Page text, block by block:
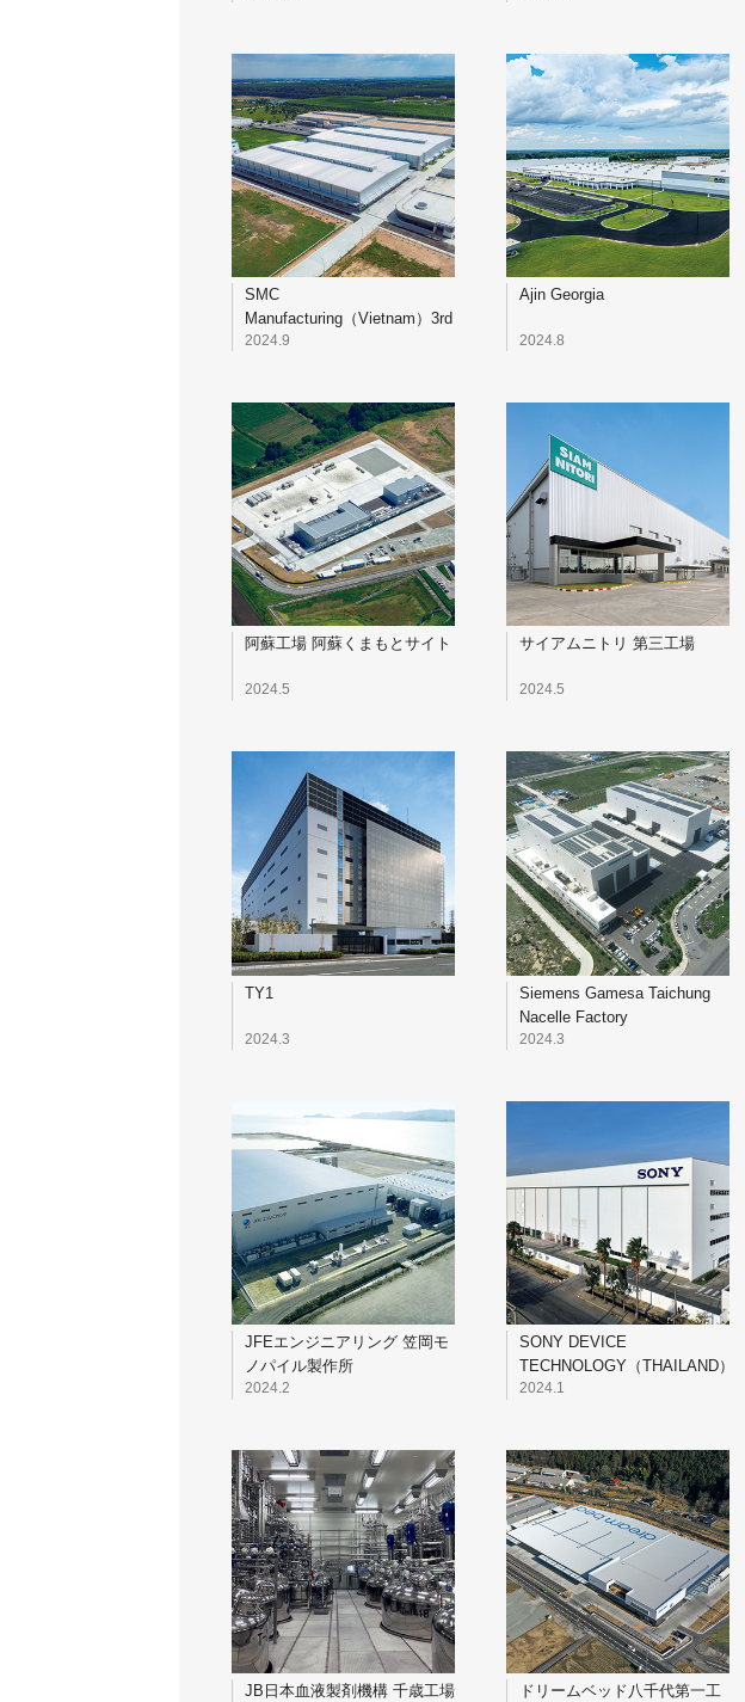
SMC
Manufacturing（Vietnam）3rd
Factory Factory3・4
2024.9
Ajin Georgia
2024.8
阿蘇工場 阿蘇くまもとサイト
2024.5
サイアムニトリ 第三工場
2024.5
TY1
2024.3
Siemens Gamesa Taichung
Nacelle Factory
2024.3
JFEエンジニアリング 笠岡モ
ノパイル製作所
2024.2
SONY DEVICE
TECHNOLOGY（THAILAND）
BUILDING 4
2024.1
JB日本血液製剤機構 千歳工場 ドリームベッド八千代第一工